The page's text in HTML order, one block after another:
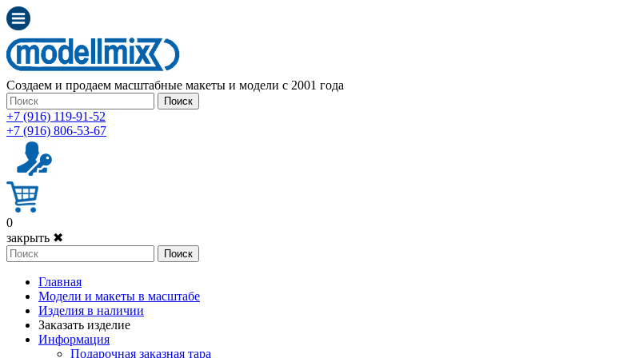
Создаем и продаем масштабные макеты и модели с 2001 года
Поиск
+7 (916) 119-91-52
+7 (916) 806-53-67
0
закрыть ✖
Поиск
Главная
Модели и макеты в масштабе
Изделия в наличии
Заказать изделие
Информация
Подарочная заказная тара